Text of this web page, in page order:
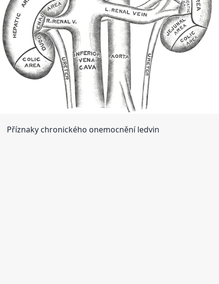
Příznaky chronického onemocnění ledvin